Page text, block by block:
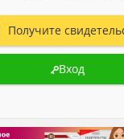
Получите
Вход